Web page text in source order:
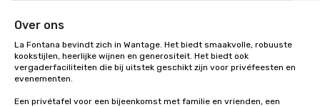
Over ons
La Fontana bevindt zich in Wantage. Het biedt smaakvolle, robuuste
kookstijlen, heerlijke wijnen en generositeit. Het biedt ook
vergaderfaciliteiten die bij uitstek geschikt zijn voor privéfeesten en
evenementen.
Een privétafel voor een bijeenkomst met familie en vrienden, een